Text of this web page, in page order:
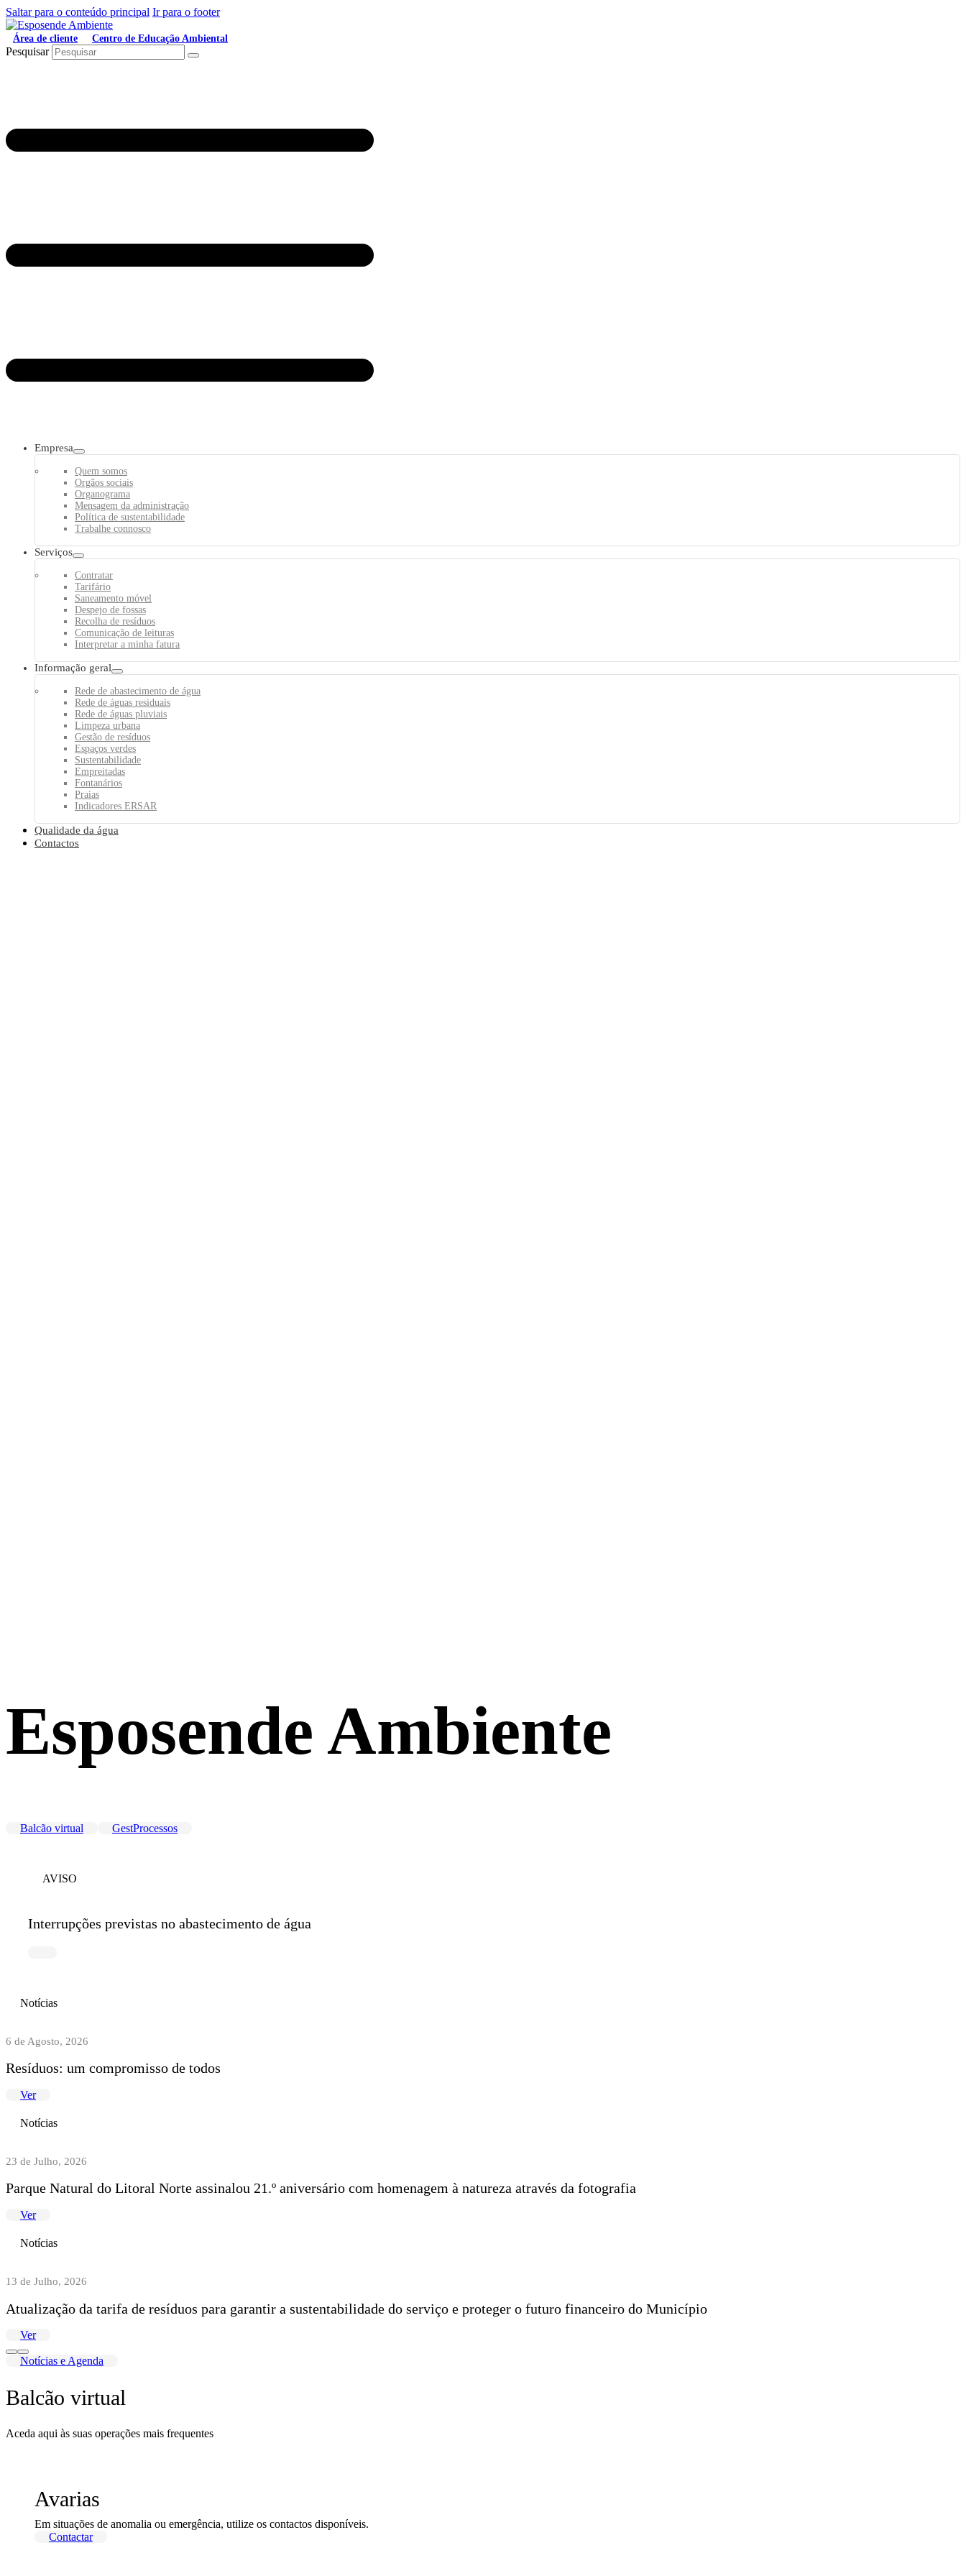
Saltar para o conteúdo principal Ir para o footer
Área de cliente Centro de Educação Ambiental
Pesquisar
Empresa
Quem somos
Orgãos sociais
Organograma
Mensagem da administração
Política de sustentabilidade
Trabalhe connosco
Serviços
Contratar
Tarifário
Saneamento móvel
Despejo de fossas
Recolha de resíduos
Comunicação de leituras
Interpretar a minha fatura
Informação geral
Rede de abastecimento de água
Rede de águas residuais
Rede de águas pluviais
Limpeza urbana
Gestão de resíduos
Espaços verdes
Sustentabilidade
Empreitadas
Fontanários
Praias
Indicadores ERSAR
Qualidade da água
Contactos
Esposende Ambiente
Balcão virtual GestProcessos
AVISO
Interrupções previstas no abastecimento de água
Notícias
6 de Agosto, 2026
Resíduos: um compromisso de todos
Ver
Notícias
23 de Julho, 2026
Parque Natural do Litoral Norte assinalou 21.º aniversário com homenagem à natureza através da fotografia
Ver
Notícias
13 de Julho, 2026
Atualização da tarifa de resíduos para garantir a sustentabilidade do serviço e proteger o futuro financeiro do Município
Ver
Notícias e Agenda
Balcão virtual
Aceda aqui às suas operações mais frequentes
Avarias
Em situações de anomalia ou emergência, utilize os contactos disponíveis.
Contactar